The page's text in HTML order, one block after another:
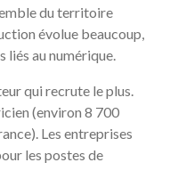
du territoire
évolue beaucoup,
liés au numérique.
qui recrute le plus.
(environ 8 700
Les entreprises
les postes de